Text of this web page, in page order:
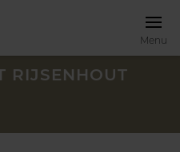
Menu
RIJSENHOUT